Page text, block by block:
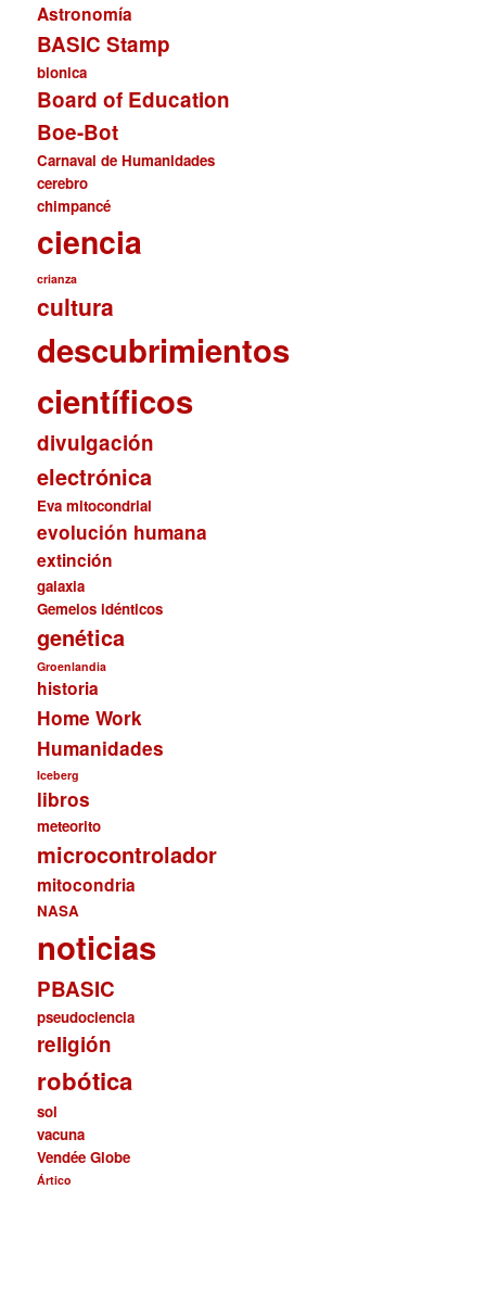
Astronomía
BASIC Stamp
bionica
Board of Education
Boe-Bot
Carnaval de Humanidades
cerebro
chimpancé
ciencia
crianza
cultura
descubrimientos
científicos
divulgación
electrónica
Eva mitocondrial
evolución humana
extinción
galaxia
Gemelos idénticos
genética
Groenlandia
historia
Home Work
Humanidades
Iceberg
libros
meteorito
microcontrolador
mitocondria
NASA
noticias
PBASIC
pseudociencia
religión
robótica
sol
vacuna
Vendée Globe
Ártico